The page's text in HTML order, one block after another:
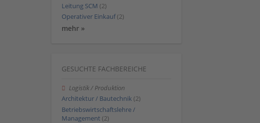
Leitung SCM (2)
Operativer Einkauf (2)
mehr »
GESUCHTE FACHBEREICHE
Logistik / Produktion
Architektur / Bautechnik (2)
Betriebswirtschaftslehre /
Management (2)